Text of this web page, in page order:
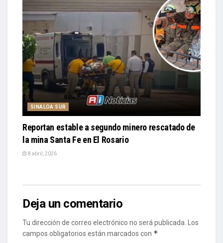
SINALOA SUR
Reportan estable a segundo minero rescatado de
la mina Santa Fe en El Rosario
8 abril, 2026
Deja un comentario
Tu dirección de correo electrónico no será publicada.
Los
campos obligatorios están marcados con *